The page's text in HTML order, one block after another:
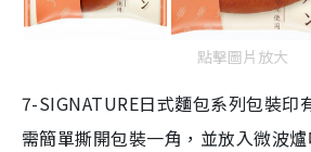
點擊圖片放大
7-SIGNATURE日式麵包系列包裝印
需簡單撕開包裝一角，並放入微波